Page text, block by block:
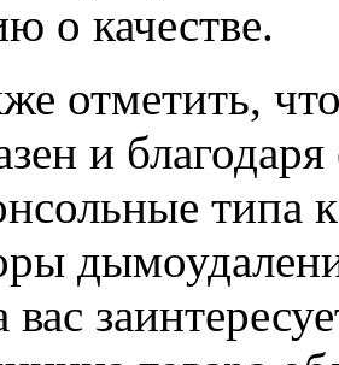
о качестве.
отметить,
и
типа
вас